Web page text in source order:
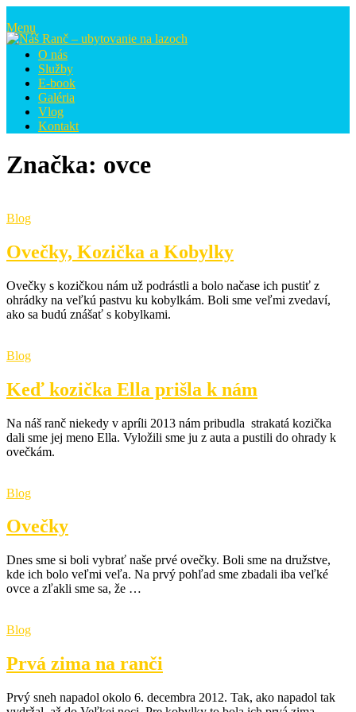
na
obsah
Menu
O nás
Služby
E-book
Galéria
Vlog
Kontakt
Značka: ovce
Blog
Ovečky, Kozička a Kobylky
Ovečky s kozičkou nám už podrástli a bolo načase ich pustiť z
ohrádky na veľkú pastvu ku kobylkám. Boli sme veľmi zvedaví,
ako sa budú znášať s kobylkami.
Blog
Keď kozička Ella prišla k nám
Na náš ranč niekedy v apríli 2013 nám pribudla strakatá kozička
dali sme jej meno Ella. Vyložili sme ju z auta a pustili do ohrady k
ovečkám.
Blog
Ovečky
Dnes sme si boli vybrať naše prvé ovečky. Boli sme na družstve,
kde ich bolo veľmi veľa. Na prvý pohľad sme zbadali iba veľké
ovce a zľakli sme sa, že …
Blog
Prvá zima na ranči
Prvý sneh napadol okolo 6. decembra 2012. Tak, ako napadol tak